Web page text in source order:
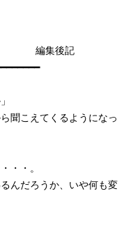
記
聞こえてくるようになっ
・・。
んだろうか、いや何も変